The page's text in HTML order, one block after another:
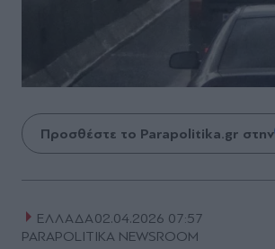
Προσθέστε το Parapolitika.gr στην
ΕΛΛΑΔΑ02.04.2026 07:57
PARAPOLITIKA NEWSROOM